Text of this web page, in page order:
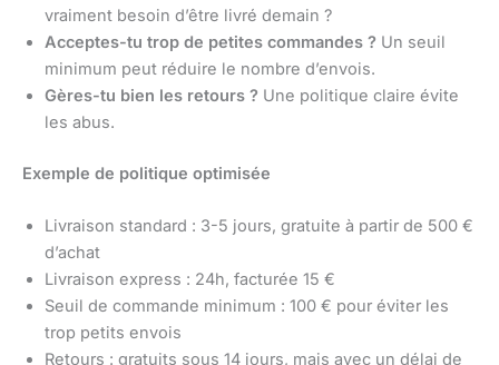
vraiment besoin d’être livré demain ?
Acceptes-tu trop de petites commandes ? Un seuil
minimum peut réduire le nombre d’envois.
Gères-tu bien les retours ? Une politique claire évite
les abus.
Exemple de politique optimisée
Livraison standard : 3-5 jours, gratuite à partir de 500 €
d’achat
Livraison express : 24h, facturée 15 €
Seuil de commande minimum : 100 € pour éviter les
trop petits envois
Retours : gratuits sous 14 jours, mais avec un délai de